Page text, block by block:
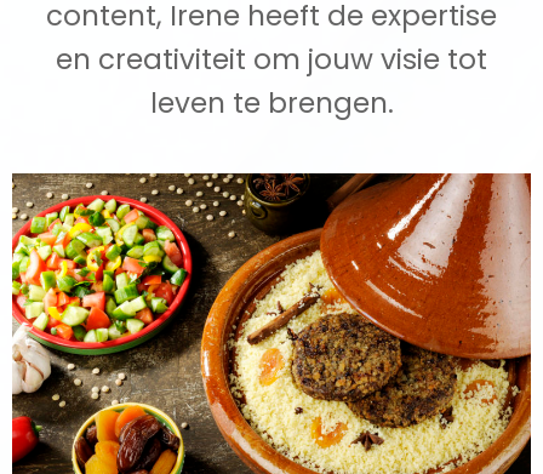
content, Irene heeft de expertise
en creativiteit om jouw visie tot
leven te brengen.